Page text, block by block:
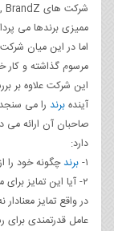
ممیزی برندها می
مرسوم گذاشته و کار
این شرکت علاوه بر
آیندهبرند را می
صاحبان آن ارائه می
دارد:
١- برندچگونه خود را
٢- آیا این تمایز برای مصرف کننده معنا دارد یا نه؟!
در واقع تمایز معنادار
عامل قدرتمندی